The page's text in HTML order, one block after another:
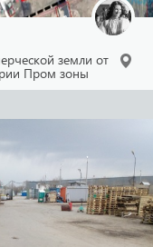
земли от
Пром зоны